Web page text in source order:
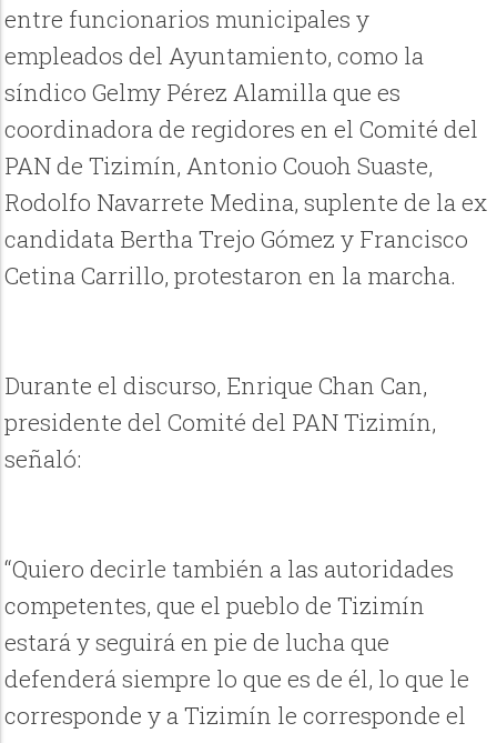
entre funcionarios municipales y
empleados del Ayuntamiento, como la
síndico Gelmy Pérez Alamilla que es
coordinadora de regidores en el Comité del
PAN de Tizimín, Antonio Couoh Suaste,
Rodolfo Navarrete Medina, suplente de la ex
candidata Bertha Trejo Gómez y Francisco
Cetina Carrillo, protestaron en la marcha.
Durante el discurso, Enrique Chan Can,
presidente del Comité del PAN Tizimín,
señaló:
“Quiero decirle también a las autoridades
competentes, que el pueblo de Tizimín
estará y seguirá en pie de lucha que
defenderá siempre lo que es de él, lo que le
corresponde y a Tizimín le corresponde el